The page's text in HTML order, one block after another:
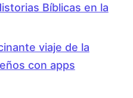
Bíblicas en la
viaje de la
con apps